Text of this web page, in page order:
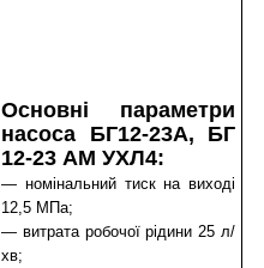
Основні параметри
насоса БГ12-23А, БГ
12-23 АМ УХЛ4:
— номінальний тиск на виході
12,5 МПа;
— витрата робочої рідини 25 л/
хв;